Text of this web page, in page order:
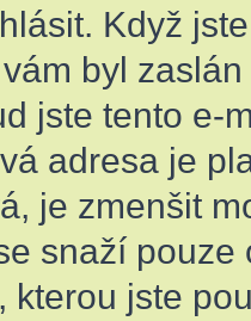
Když
byl
jste tento e-
adresa je
je zmenšit
snaží
kterou jste